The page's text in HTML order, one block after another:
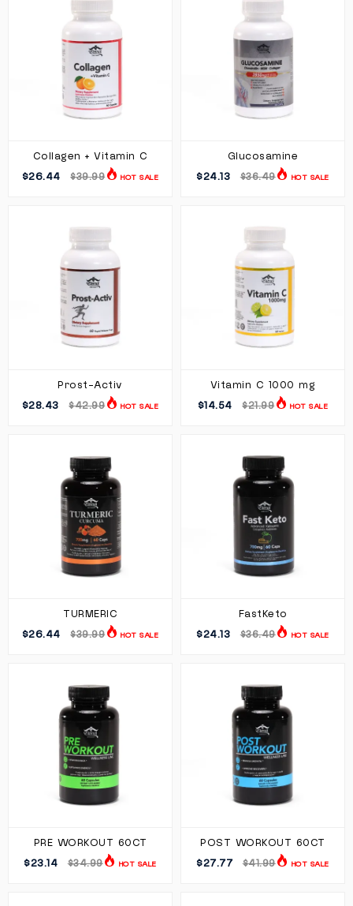
Collagen + Vitamin C
$26.44 $39.99 HOT SALE
Glucosamine
$24.13 $36.49 HOT SALE
Prost-Activ
$28.43 $42.99 HOT SALE
Vitamin C 1000 mg
$14.54 $21.99 HOT SALE
TURMERIC
$26.44 $39.99 HOT SALE
FastKeto
$24.13 $36.49 HOT SALE
PRE WORKOUT 60CT
$23.14 $34.99 HOT SALE
POST WORKOUT 60CT
$27.77 $41.99 HOT SALE